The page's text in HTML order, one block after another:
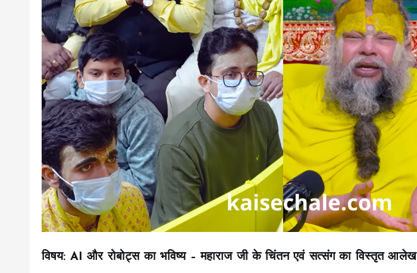
विषय: AI और रोबोट्स का भविष्य – महाराज जी के चिंतन एवं सत्संग का विस्तृत आलेख